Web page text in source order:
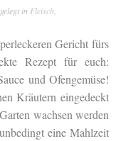
in Fleisch
Gericht fürs
Rezept für euch:
und Ofengemüse!
Kräutern eingedeckt
wachsen werden
eine Mahlzeit